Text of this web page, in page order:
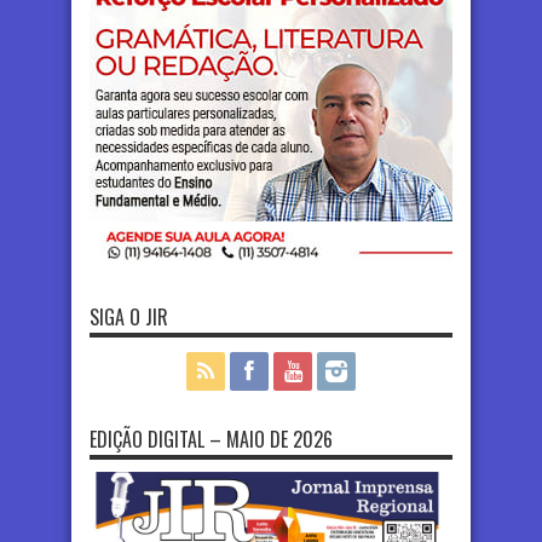
SIGA O JIR
EDIÇÃO DIGITAL – MAIO DE 2026